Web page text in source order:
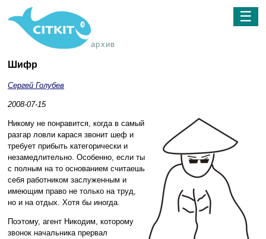
архив
☰
Шифр
Сергей Голубев
2008-07-15
Никому не понравится, когда в самый
разгар ловли карася звонит шеф и
требует прибыть категорически и
незамедлительно. Особенно, если ты
с полным на то основанием считаешь
себя работником заслуженным и
имеющим право не только на труд,
но и на отдых. Хотя бы иногда.
Поэтому, агент Никодим, которому
звонок начальника прервал